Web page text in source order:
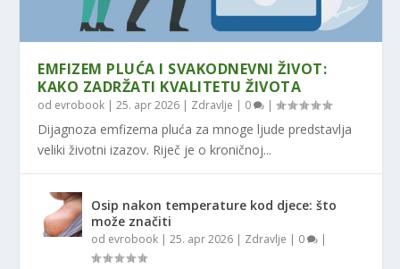
EMFIZEM PLUĆA I SVAKODNEVNI ŽIVOT:
KAKO ZADRŽATI KVALITETU ŽIVOTA
od evrobook |25. apr 2026 | Zdravlje | 0 |
Dijagnoza emfizema pluća za mnoge ljude predstavlja
veliki životni izazov. Riječ je o kroničnoj...
Osip nakon temperature kod djece: što
može značiti
od evrobook |25. apr 2026 | Zdravlje | 0 |